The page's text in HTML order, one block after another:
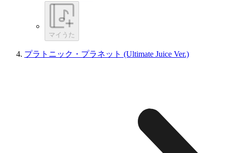
マイうた
プラトニック・プラネット (Ultimate Juice Ver.)